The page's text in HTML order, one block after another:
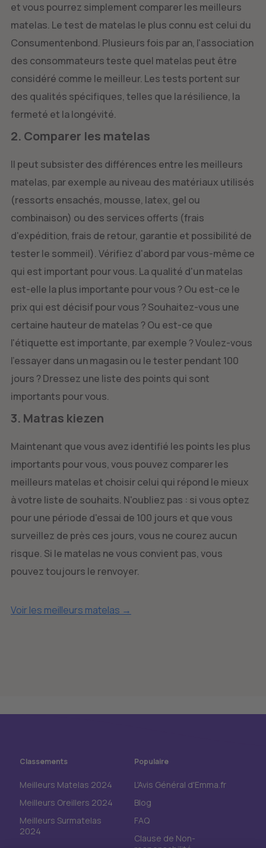
et vous pourrez simplement comparer les meilleurs
matelas. Le test de matelas le plus connu est celui du
Consumentenbond. Plusieurs fois par an, l'association
des consommateurs teste quel matelas peut être
considéré comme le meilleur. Les tests portent sur
des qualités spécifiques, telles que la résilience, la
fermeté et la longévité.
2. Comparer les matelas
Il peut subsister des différences entre les meilleurs
matelas, par exemple au niveau des matériaux utilisés
(ressorts ensachés, mousse, latex, gel ou
combinaison) ou des services offerts (frais
d'expédition, frais de retour, garantie et possibilité de
tester le sommeil). Vérifiez d'abord par vous-même ce
qui est important pour vous. La qualité d'un matelas
est-elle la plus importante pour vous ? Ou est-ce le
prix qui est décisif pour vous ? Souhaitez-vous une
certaine hauteur de matelas ? Ou est-ce que
l'étiquette est importante, par exemple ? Voulez-vous
l'essayer dans un magasin ou le tester pendant 100
jours ? Dressez une liste des points qui sont
importants pour vous.
3. Matras kiezen
Maintenant que vous avez identifié les points les plus
importants pour vous, vous pouvez comparer les
meilleurs matelas et choisir celui qui répond le mieux
à votre liste de souhaits. N'oubliez pas : si vous optez
pour une période d'essai de 100 jours et que vous
surveillez de près ces jours, vous ne courez aucun
risque. Si le matelas ne vous convient pas, vous
pouvez toujours le renvoyer.
Voir les meilleurs matelas →
Classements
Meilleurs Matelas 2024
Meilleurs Oreillers 2024
Meilleurs Surmatelas
2024
Populaire
L'Avis Général d'Emma.fr
Blog
FAQ
Clause de Non-